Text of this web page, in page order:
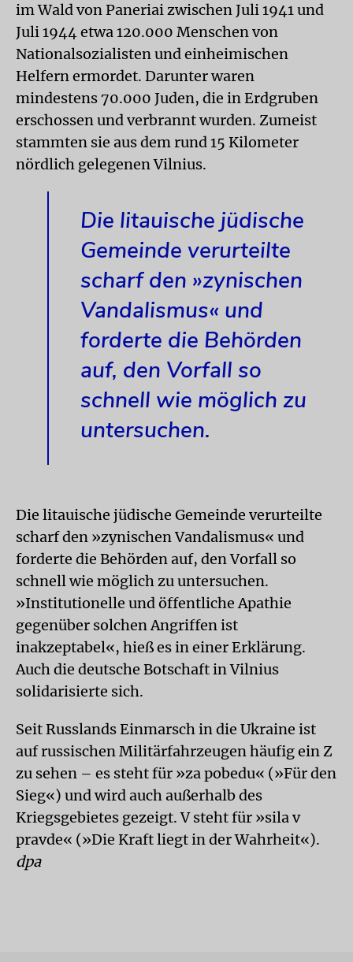
im Wald von Paneriai zwischen Juli 1941 und
Juli 1944 etwa 120.000 Menschen von
Nationalsozialisten und einheimischen
Helfern ermordet. Darunter waren
mindestens 70.000 Juden, die in Erdgruben
erschossen und verbrannt wurden. Zumeist
stammten sie aus dem rund 15 Kilometer
nördlich gelegenen Vilnius.
Die litauische jüdische
Gemeinde verurteilte
scharf den »zynischen
Vandalismus« und
forderte die Behörden
auf, den Vorfall so
schnell wie möglich zu
untersuchen.
Die litauische jüdische Gemeinde verurteilte
scharf den »zynischen Vandalismus« und
forderte die Behörden auf, den Vorfall so
schnell wie möglich zu untersuchen.
»Institutionelle und öffentliche Apathie
gegenüber solchen Angriffen ist
inakzeptabel«, hieß es in einer Erklärung.
Auch die deutsche Botschaft in Vilnius
solidarisierte sich.
Seit Russlands Einmarsch in die Ukraine ist
auf russischen Militärfahrzeugen häufig ein Z
zu sehen – es steht für »za pobedu« (»Für den
Sieg«) und wird auch außerhalb des
Kriegsgebietes gezeigt. V steht für »sila v
pravde« (»Die Kraft liegt in der Wahrheit«).
dpa